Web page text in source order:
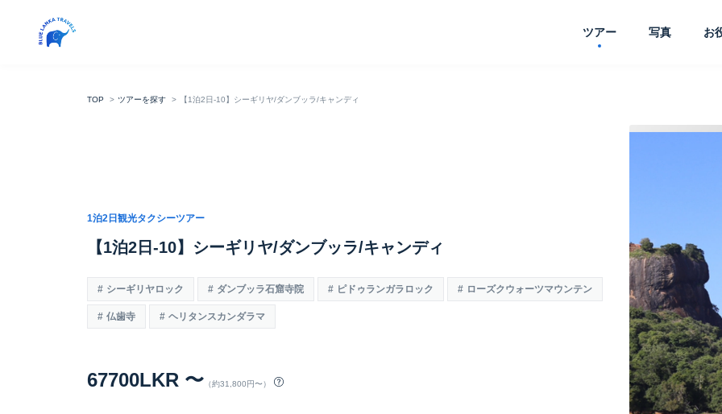
ツアー 写真 お
TOP ツアーを探す 【1泊2日-10】シーギリヤ/ダンブッラ/キャンディ
1泊2日観光タクシーツアー
【1泊2日-10】シーギリヤ/ダンブッラ/キャンディ
シーギリヤロック ダンブッラ石窟寺院 ピドゥランガラロック ローズクウォーツマウンテン
仏歯寺 ヘリタンスカンダラマ
67700LKR 〜 （約31,800円〜）